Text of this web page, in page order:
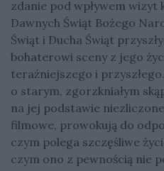
zdanie pod wpływem wizyt
Dawnych Świąt Bożego
Świąt i Ducha Świąt
bohaterowi sceny z jego
teraźniejszego i
o starym, zgorzkniałym
na jej podstawie
filmowe, prowokują do
czym polega szczęśliwe
czym ono z pewnością nie